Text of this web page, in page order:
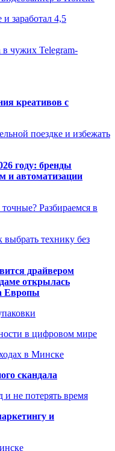
заработал 4,5
в чужих Telegram-
креативов с
поездке и избежать
году: бренды
и автоматизации
Разбираемся в
технику без
драйвером
открылась
Европы
в цифровом мире
в Минске
скандала
и не потерять время
и